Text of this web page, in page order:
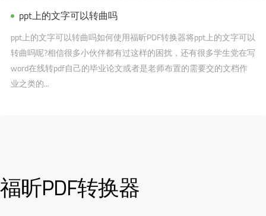
ppt上的文字可以转曲吗
ppt上的文字可以转曲吗如何使用福昕PDF转换器将ppt上的文字可以
转曲吗呢?相信很多小伙伴都有过这样的困扰，还有很多学生党在写
word在线转pdf自己的毕业论文或者是老师布置的需要交的文档作
业之类的...
福昕PDF转换器